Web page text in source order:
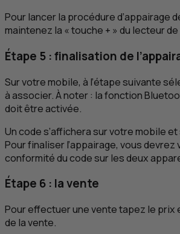
Pour lancer la procédure d’appairage
maintenez la « touche + » du lecteur
Étape 5 : finalisation de
Sur votre mobile, à l’étape suivante
à associer. À noter : la fonction
doit être activée.
Un code s’affichera sur votre mobile
Pour finaliser l’appairage, vous devrez
conformité du code sur les deux
Étape 6 : la vente
Pour effectuer une vente tapez le prix
de la vente.